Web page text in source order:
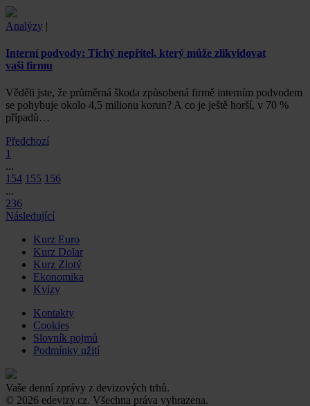
Analýzy |
Interní podvody: Tichý nepřítel, který může zlikvidovat
vaši firmu
Věděli jste, že průměrná škoda způsobená firmě interním podvodem
se pohybuje okolo 4,5 milionu korun? A co je ještě horší, v 70 %
případů…
Předchozí
1
...
154 155 156
...
236
Následující
Kurz Euro
Kurz Dolar
Kurz Zlotý
Ekonomika
Kvízy
Kontakty
Cookies
Slovník pojmů
Podmínky užití
Vaše denní zprávy z devizových trhů.
© 2026 edevizy.cz. Všechna práva vyhrazena.